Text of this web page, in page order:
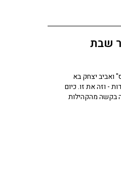
שבת
ואביב יצחק בא
- וזה את זו. כיום
בקשה מהקהילות